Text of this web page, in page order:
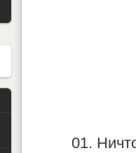
01.